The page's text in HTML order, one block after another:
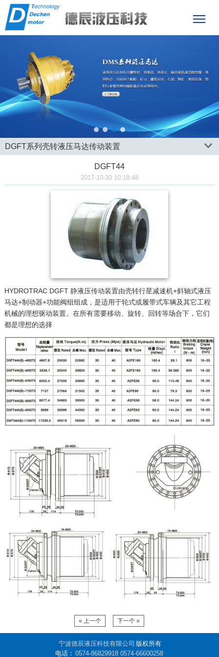
4
DGFT系列壳转液压马达传动装置
DGFT44
2017-10-30 10:18:48
HYDROTRAC DGFT 静液压传动装置由壳转行星减速机+斜轴式液压
马达+制动器+功能阀组组成，是适用于轮式或履带式车辆及其它工程
机械的理想驱动装置。在所有需要移动、旋转、回转等场合下，它们
都是理想的选择
« 上一个 下一个 »
宁波德辰液压科技有限公司 版权所有
电话： 0574-86829918 0574-66600258